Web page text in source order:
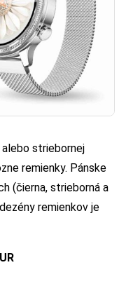
alebo striebornej
remienky. Pánske
(čierna, strieborná a
remienkov je